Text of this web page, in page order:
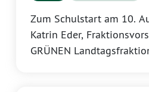
Zum Schulstart am 10.
Katrin Eder,
GRÜNEN